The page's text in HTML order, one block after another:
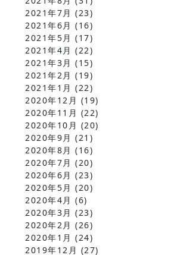
2021年7月 (23)
2021年6月 (16)
2021年5月 (17)
2021年4月 (22)
2021年3月 (15)
2021年2月 (19)
2021年1月 (22)
2020年12月 (19)
2020年11月 (22)
2020年10月 (20)
2020年9月 (21)
2020年8月 (16)
2020年7月 (20)
2020年6月 (23)
2020年5月 (20)
2020年4月 (6)
2020年3月 (23)
2020年2月 (26)
2020年1月 (24)
2019年12月 (27)